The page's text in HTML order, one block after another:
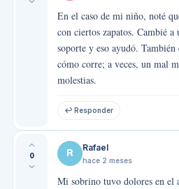
En el caso de mi niño, noté
con ciertos zapatos. Cambié
soporte y eso ayudó. También
cómo corre; a veces, un mal
molestias.
↩ Responder
0 R Rafael
hace 2 meses
Mi sobrino tuvo dolores en el